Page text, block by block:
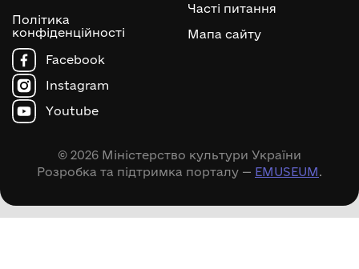
Політика
конфіденційності
Часті питання
Мапа сайту
Facebook
Instagram
Youtube
© 2026 Міністерство культури України
Розробка та підтримка порталу — EMUSEUM.